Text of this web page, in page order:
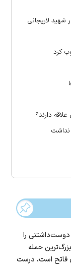
شهید لاریجانی
کرد
دارند؟
نداشت
را
حمله
فاتح است، درست